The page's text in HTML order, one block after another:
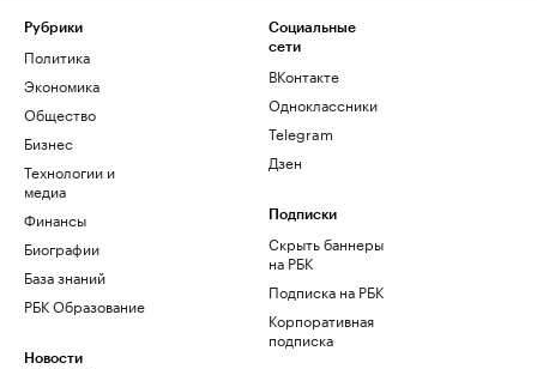
Рубрики
Политика
Экономика
Общество
Бизнес
Технологии и
медиа
Финансы
Биографии
База знаний
РБК Образование
Новости
Социальные
сети
ВКонтакте
Одноклассники
Telegram
Дзен
Подписки
Скрыть баннеры
на РБК
Подписка на РБК
Корпоративная
подписка